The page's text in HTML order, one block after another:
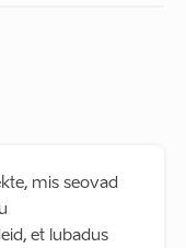
mis seovad
et lubadus